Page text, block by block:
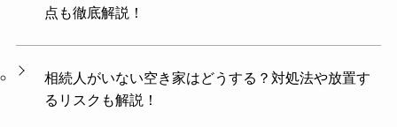
点も徹底解説！
相続人がいない空き家はどうする？対処法や放置す
るリスクも解説！